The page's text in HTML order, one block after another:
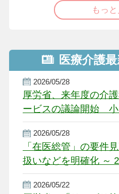
もっ
医療介護
2026/05/28
厚労省、来年度の介
ービスの議論開始 小
厳しい経営環境に危
2026/05/28
「在医総管」の要件
扱いなどを明確化 ～
2026/05/22